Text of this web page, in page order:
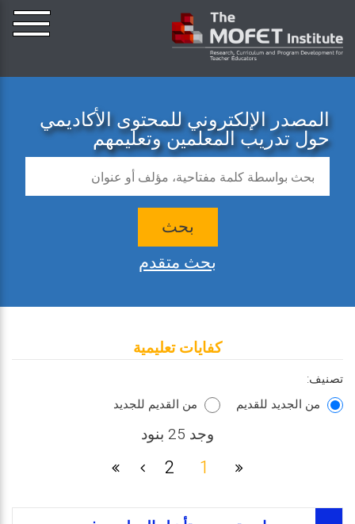
المصدر الإلكتروني للمحتوى الأكاديمي
حول تدريب المعلمين وتعليمهم
بحث
بحث متقدم
كفايات تعليمية
تصنيف:
من الجديد للقديم
من القديم للجديد
وجد 25 بنود
1
2